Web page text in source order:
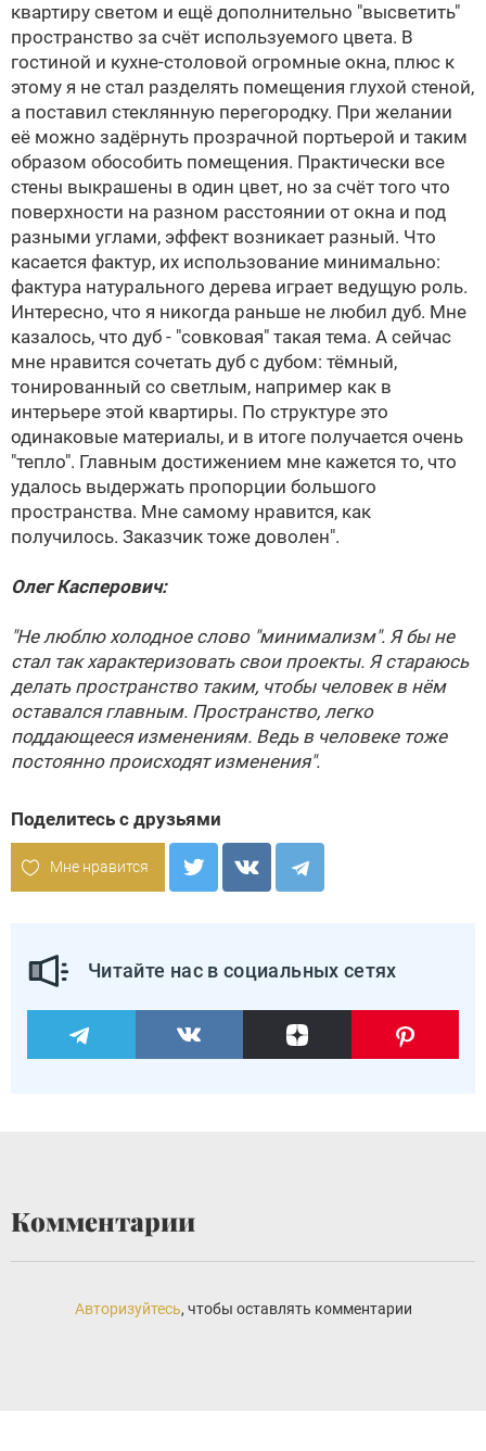
квартиру светом и ещё дополнительно "высветить"
пространство за счёт используемого цвета. В
гостиной и кухне-столовой огромные окна, плюс к
этому я не стал разделять помещения глухой стеной,
а поставил стеклянную перегородку. При желании
её можно задёрнуть прозрачной портьерой и таким
образом обособить помещения. Практически все
стены выкрашены в один цвет, но за счёт того что
поверхности на разном расстоянии от окна и под
разными углами, эффект возникает разный. Что
касается фактур, их использование минимально:
фактура натурального дерева играет ведущую роль.
Интересно, что я никогда раньше не любил дуб. Мне
казалось, что дуб - "совковая" такая тема. А сейчас
мне нравится сочетать дуб с дубом: тёмный,
тонированный со светлым, например как в
интерьере этой квартиры. По структуре это
одинаковые материалы, и в итоге получается очень
"тепло". Главным достижением мне кажется то, что
удалось выдержать пропорции большого
пространства. Мне самому нравится, как
получилось. Заказчик тоже доволен".
Олег Касперович:
"Не люблю холодное слово "минимализм". Я бы не
стал так характеризовать свои проекты. Я стараюсь
делать пространство таким, чтобы человек в нём
оставался главным. Пространство, легко
поддающееся изменениям. Ведь в человеке тоже
постоянно происходят изменения".
Поделитесь с друзьями
Мне нравится
Читайте нас в социальных сетях
Комментарии
Авторизуйтесь, чтобы оставлять комментарии